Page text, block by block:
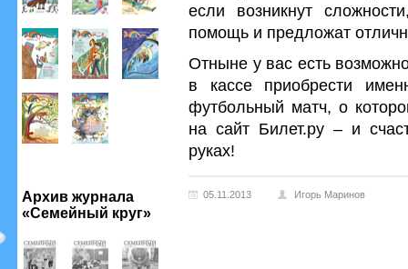
Архив журнала
«Семейный круг»
если возникнут
помощь и предложат
Отныне у вас есть
в кассе приобрести
футбольный матч, о
на сайт Билет.ру – и
руках!
05.11.2013 Игорь Маринов